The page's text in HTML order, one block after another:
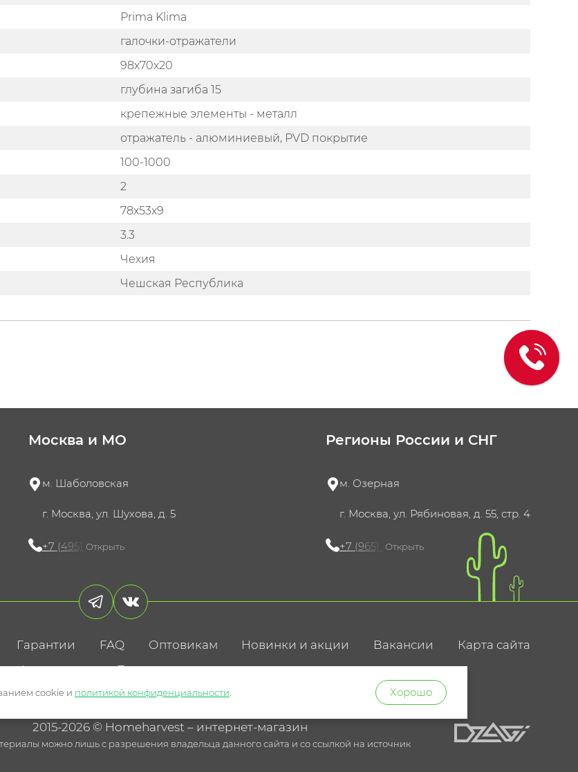
Prima Klima
галочки-отражатели
98х70х20
глубина загиба 15
крепежные элементы - металл
отражатель - алюминиевый, PVD покрытие
100-1000
2
78x53x9
3.3
Чехия
Чешская Республика
Москва и МО
м. Шаболовская
г. Москва, ул. Шухова, д. 5
+7 (495) 721-60-15
Открыть
Регионы России и СНГ
м. Озерная
г. Москва, ул. Рябиновая, д. 55, стр. 4
+7 (965) 420-10-10
Открыть
Гарантии FAQ Оптовикам Новинки и акции Вакансии Карта сайта
Пользовательское соглашение
2015-2026 © Homeharvest – интернет-магазин
можно лишь с разрешения владельца данного сайта и со ссылкой на источник
cookie и политикой конфиденциальности Хорошо